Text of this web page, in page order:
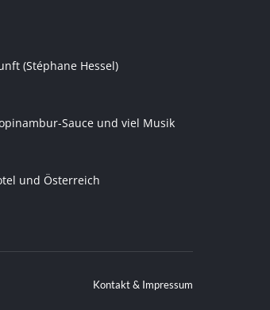
(Stéphane Hessel)
Sauce und viel Musik
und Österreich
Kontakt & Impressum